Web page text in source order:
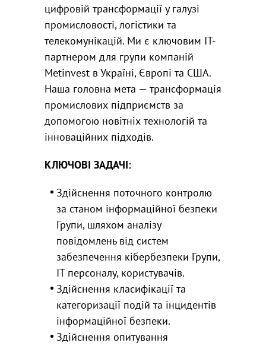
цифровій трансформації у галузі
промисловості, логістики та
телекомунікацій. Ми є ключовим ІТ-
партнером для групи компаній
Metinvest в Україні, Європі та США.
Наша головна мета — трансформація
промислових підприємств за
допомогою новітніх технологій та
інноваційних підходів.
КЛЮЧОВІ ЗАДАЧІ:
Здійснення поточного контролю
за станом інформаційної безпеки
Групи, шляхом аналізу
повідомлень від систем
забезпечення кібербезпеки Групи,
ІТ персоналу, користувачів.
Здійснення класифікації та
категоризації подій та інцидентів
інформаційної безпеки.
Здійснення опитування